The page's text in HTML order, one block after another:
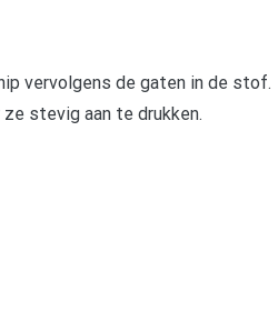
vervolgens de gaten in de stof.
stevig aan te drukken.